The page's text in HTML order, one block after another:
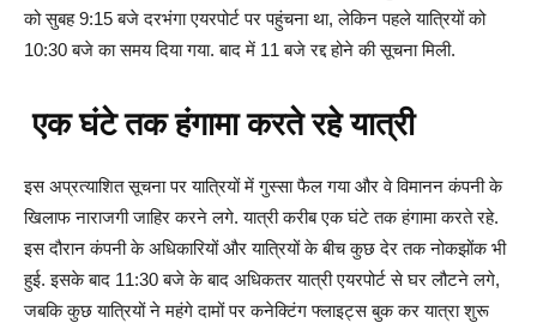
को सुबह 9:15 बजे दरभंगा एयरपोर्ट पर पहुंचना था, लेकिन पहले यात्रियों को
10:30 बजे का समय दिया गया. बाद में 11 बजे रद्द होने की सूचना मिली.
एक घंटे तक हंगामा करते रहे यात्री
इस अप्रत्याशित सूचना पर यात्रियों में गुस्सा फैल गया और वे विमानन कंपनी के
खिलाफ नाराजगी जाहिर करने लगे. यात्री करीब एक घंटे तक हंगामा करते रहे.
इस दौरान कंपनी के अधिकारियों और यात्रियों के बीच कुछ देर तक नोकझोंक भी
हुई. इसके बाद 11:30 बजे के बाद अधिकतर यात्री एयरपोर्ट से घर लौटने लगे,
जबकि कुछ यात्रियों ने महंगे दामों पर कनेक्टिंग फ्लाइट्स बुक कर यात्रा शुरू